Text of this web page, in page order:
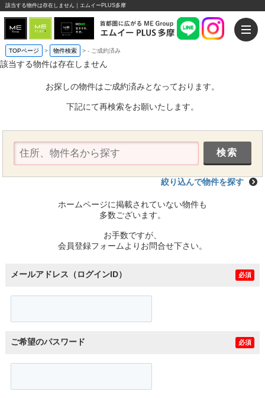
該当する物件は存在しません｜エムイーPLUS多摩
TOPページ > 物件検索 >- ご成約済み
該当する物件は存在しません
お探しの物件はご成約済みとなっております。
下記にて再検索をお願いたします。
絞り込んで物件を探す
ホームページに掲載されていない物件も
多数ございます。
お手数ですが、
会員登録フォームよりお問合せ下さい。
メールアドレス（ログインID） 必須
ご希望のパスワード 必須